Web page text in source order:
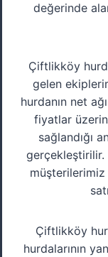
değerinde
Çiftlikköy
gelen
hurdanın net
fiyatlar
sağlandığı
gerçekleştirilir.
Çiftlikköy
hurdalarının